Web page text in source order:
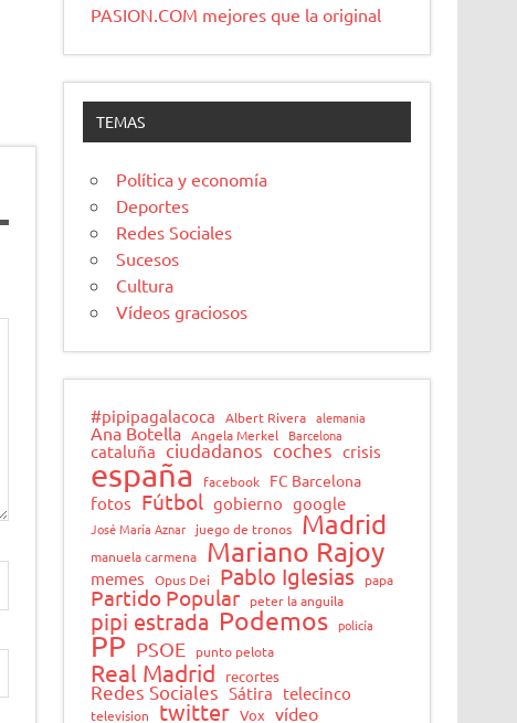
PASION.COM mejores que la original
TEMAS
Política y economía
Deportes
Redes Sociales
Sucesos
Cultura
Vídeos graciosos
#pipipagalacoca Albert Rivera alemania
Ana Botella Angela Merkel Barcelona
cataluña ciudadanos coches crisis
españa facebook FC Barcelona
fotos Fútbol gobierno google
José María Aznar juego de tronos Madrid
manuela carmena Mariano Rajoy
memes Opus Dei Pablo Iglesias papa
Partido Popular peter la anguila
pipi estrada Podemos policía
PP PSOE punto pelota
Real Madrid recortes
Redes Sociales Sátira telecinco
television twitter Vox vídeo